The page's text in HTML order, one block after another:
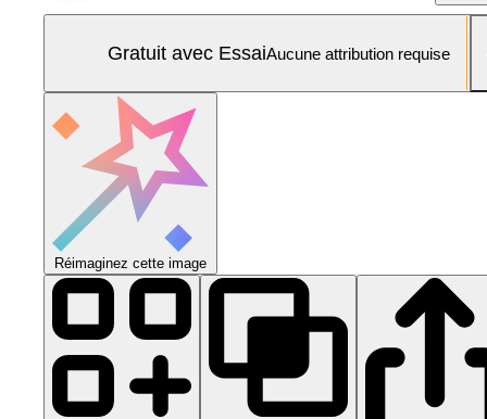
Gratuit avec EssaiAucune attribution requise
Réimaginez cette image